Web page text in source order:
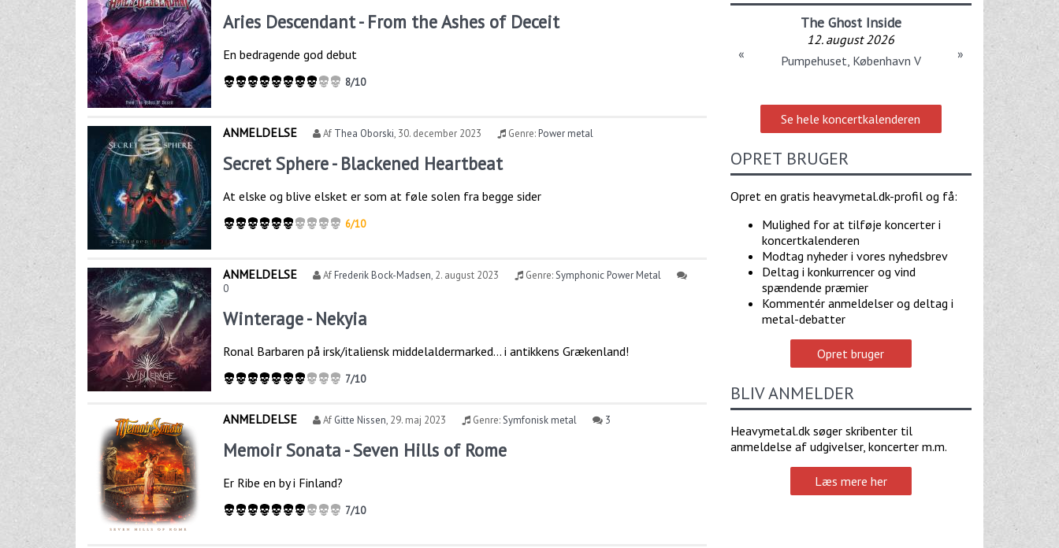
Aries Descendant - From the Ashes of Deceit
En bedragende god debut
8/10
ANMELDELSE Af Thea Oborski, 30. december 2023 Genre:Power metal
Secret Sphere - Blackened Heartbeat
At elske og blive elsket er som at føle solen fra begge sider
6/10
ANMELDELSE AfFrederik Bock-Madsen, 2. august 2023 Genre:Symphonic Power Metal
0
Winterage - Nekyia
Ronal Barbaren på irsk/italiensk middelaldermarked… i antikkens Grækenland!
7/10
ANMELDELSE Af Gitte Nissen, 29. maj 2023 Genre:Symfonisk metal 3
Memoir Sonata - Seven Hills of Rome
Er Ribe en by i Finland?
7/10
The Ghost Inside
12. august 2026
Pumpehuset, København V
« »
Se hele koncertkalenderen
OPRET BRUGER
Opret en gratis heavymetal.dk-profil og få:
Mulighed for at tilføje koncerter i
koncertkalenderen
Modtag nyheder i vores nyhedsbrev
Deltag i konkurrencer og vind
spændende præmier
Kommentér anmeldelser og deltag i
metal-debatter
Opret bruger
BLIV ANMELDER
Heavymetal.dk søger skribenter til
anmeldelse af udgivelser, koncerter m.m.
Læs mere her